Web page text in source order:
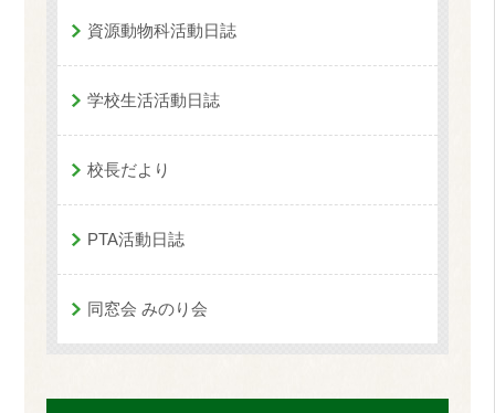
資源動物科活動日誌
学校生活活動日誌
校長だより
PTA活動日誌
同窓会 みのり会